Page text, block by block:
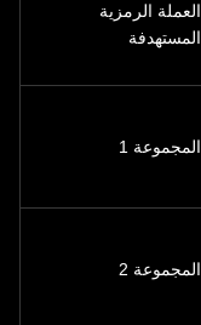
العملة الرمزية
المستهدفة
المجموعة 1
المجموعة 2